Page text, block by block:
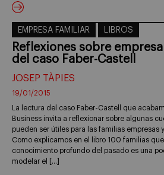
EMPRESA FAMILIAR LIBROS
Reflexiones sobre
del caso Faber-Castell
JOSEP TÀPIES
19/01/2015
La lectura del caso Faber-Castell que
Business invita a reflexionar sobre algunas
pueden ser útiles para las familias empresas
Como explicamos en el libro 100 familias
conocimiento profundo del pasado es una
modelar el […]